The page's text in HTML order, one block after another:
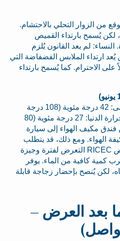
من الزوار التحلي بالاحتشام.
لكن يُسمح بارتداء القميص
النساء: لم يعد القانون يُلزم
يُعد ارتداء الملابس الفضفاضة التي
على الاحترام. كما يُسمح بارتداء
متوسط درجة الحرارة العظمى: 42 درجة مئوية (108 درجة
فهرنهايت). متوسط درجة الحرارة الدنيا: 27 درجة مئوية (80
مكيف الهواء إلى سيارة
الهواء. ومع ذلك، قد يتطلب
التنقل بين القاعات في معرض RICEC التعرض لفترة وجيزة
كمية كافية من الماء. يوفر
لكن يُنصح بإحضار زجاجة قابلة
بعد العرض –